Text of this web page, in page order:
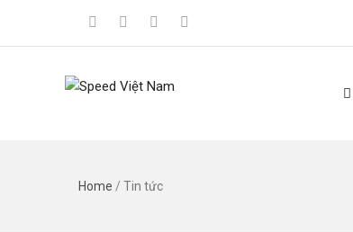
Home / Tin tức